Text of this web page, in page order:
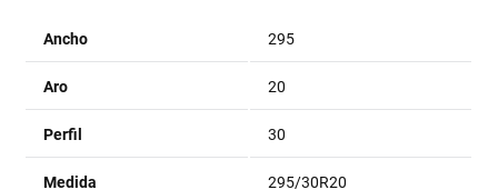
Ancho 295
Aro 20
Perfil 30
Medida 295/30R20